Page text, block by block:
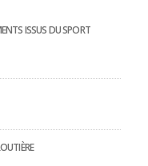
ISSUS DU SPORT